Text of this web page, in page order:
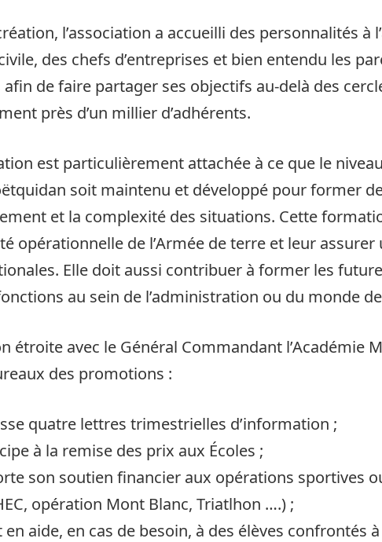
l’association a accueilli des personnalités
des chefs d’entreprises et bien entendu les
de faire partager ses objectifs au-delà des
près d’un millier d’adhérents.
est particulièrement attachée à ce que le
soit maintenu et développé pour former
et la complexité des situations. Cette
opérationnelle de l’Armée de terre et leur
Elle doit aussi contribuer à former les
au sein de l’administration ou du monde
étroite avec le Général Commandant l’Académie
des promotions :
quatre lettres trimestrielles d’information ;
à la remise des prix aux Écoles ;
son soutien financier aux opérations sportives
opération Mont Blanc, Triatlhon ….) ;
en aide, en cas de besoin, à des élèves confrontés